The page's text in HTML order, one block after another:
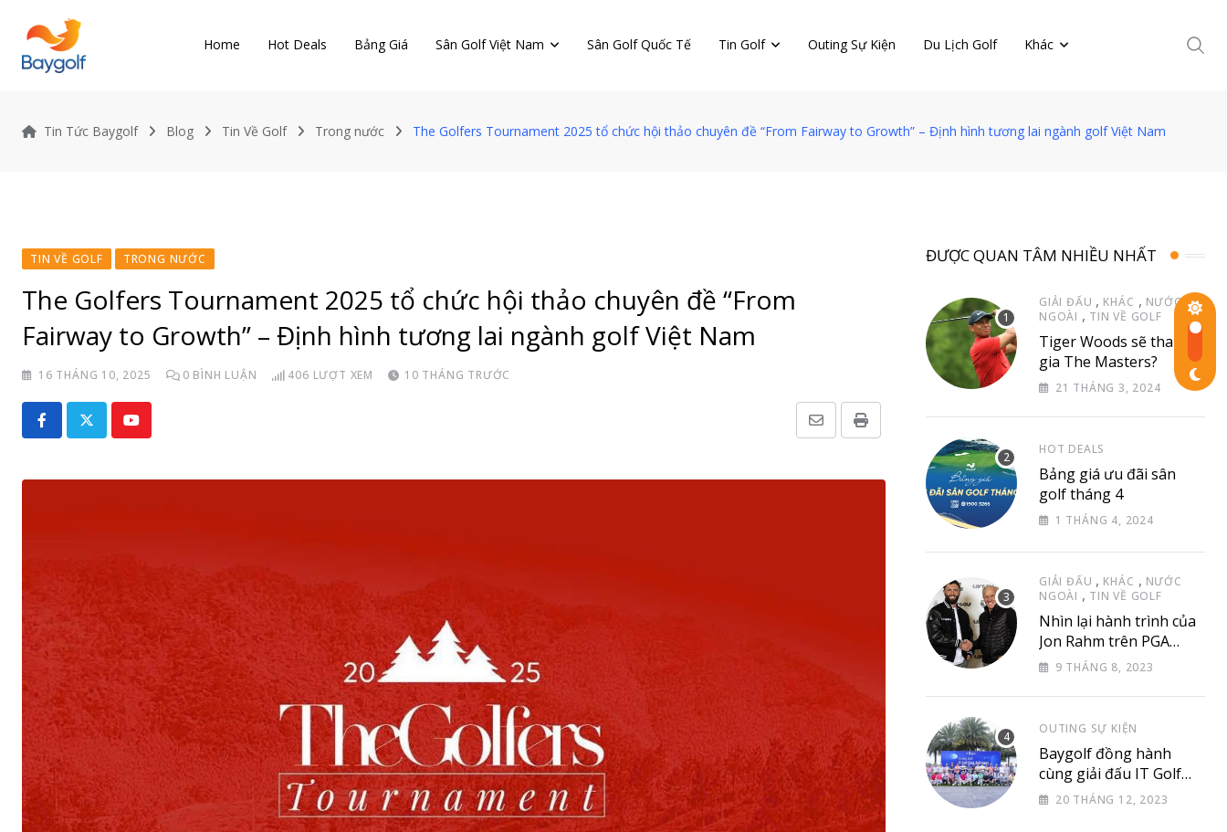
content
Home Hot Deals Bảng Giá Sân Golf Việt Nam Sân Golf Quốc Tế Tin Golf Outing Sự Kiện Du Lịch Golf Khác
Tin Tức Baygolf Blog Tin Về Golf Trong nước The Golfers Tournament 2025 tổ chức hội thảo chuyên đề “From Fairway to Growth” – Định hình tương lai ngành golf Việt Nam
TIN VỀ GOLF TRONG NƯỚC
The Golfers Tournament 2025 tổ chức hội thảo chuyên đề “From
Fairway to Growth” – Định hình tương lai ngành golf Việt Nam
16 THÁNG 10, 2025 0 BÌNH LUẬN 406 LƯỢT XEM 10 THÁNG TRƯỚC
Youtube Print
Share
Email
ĐƯỢC QUAN TÂM NHIỀU NHẤT
GIẢI ĐẤU , KHÁC , NƯỚC
NGOÀI , TIN VỀ GOLF
Tiger Woods sẽ tham
gia The Masters?
21 THÁNG 3, 2024
HOT DEALS
Bảng giá ưu đãi sân
golf tháng 4
1 THÁNG 4, 2024
GIẢI ĐẤU , KHÁC , NƯỚC
NGOÀI , TIN VỀ GOLF
Nhìn lại hành trình của
Jon Rahm trên PGA
Tour9 THÁNG 8, 2023
OUTING SỰ KIỆN
Baygolf đồng hành
cùng giải đấu IT Golf
Club & Friend
20 THÁNG 12, 2023